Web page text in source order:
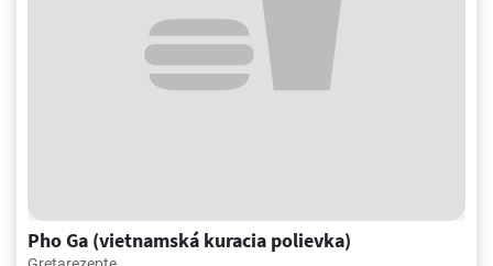
Pho Ga (vietnamská kuracia polievka)